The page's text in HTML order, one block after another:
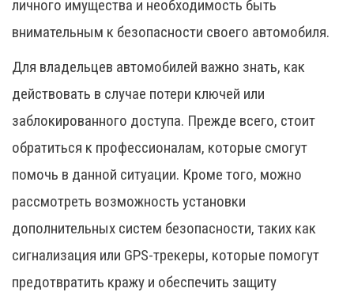
личного имущества и необходимость быть
внимательным к безопасности своего автомобиля.
Для владельцев автомобилей важно знать, как
действовать в случае потери ключей или
заблокированного доступа. Прежде всего, стоит
обратиться к профессионалам, которые смогут
помочь в данной ситуации. Кроме того, можно
рассмотреть возможность установки
дополнительных систем безопасности, таких как
сигнализация или GPS-трекеры, которые помогут
предотвратить кражу и обеспечить защиту